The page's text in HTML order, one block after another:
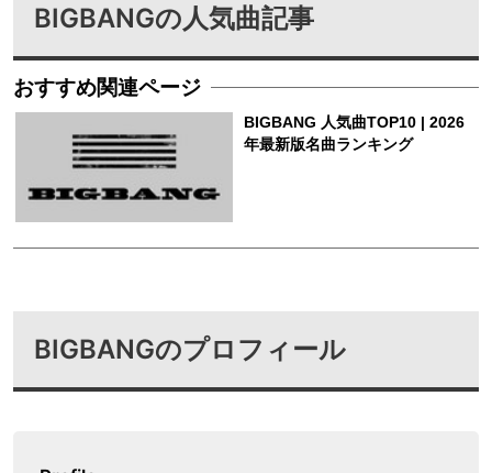
BIGBANGの人気曲記事
BIGBANGのプロフィール